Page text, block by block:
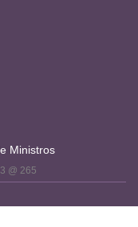
Ministros
@ 265